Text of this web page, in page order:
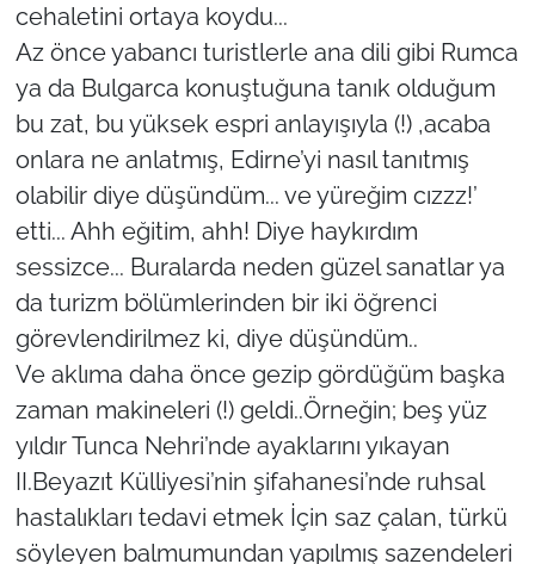
cehaletini ortaya koydu...
Az önce yabancı turistlerle ana dili gibi Rumca
ya da Bulgarca konuştuğuna tanık olduğum
bu zat, bu yüksek espri anlayışıyla (!) ,acaba
onlara ne anlatmış, Edirne’yi nasıl tanıtmış
olabilir diye düşündüm... ve yüreğim cızzz!’
etti... Ahh eğitim, ahh! Diye haykırdım
sessizce... Buralarda neden güzel sanatlar ya
da turizm bölümlerinden bir iki öğrenci
görevlendirilmez ki, diye düşündüm..
Ve aklıma daha önce gezip gördüğüm başka
zaman makineleri (!) geldi..Örneğin; beş yüz
yıldır Tunca Nehri’nde ayaklarını yıkayan
II.Beyazıt Külliyesi’nin şifahanesi’nde ruhsal
hastalıkları tedavi etmek İçin saz çalan, türkü
söyleyen balmumundan yapılmış sazendeleri